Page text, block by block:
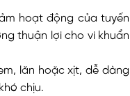
hoạt động của tuyến
thuận lợi cho vi khuẩn
lăn hoặc xịt, dễ dàng
chịu.